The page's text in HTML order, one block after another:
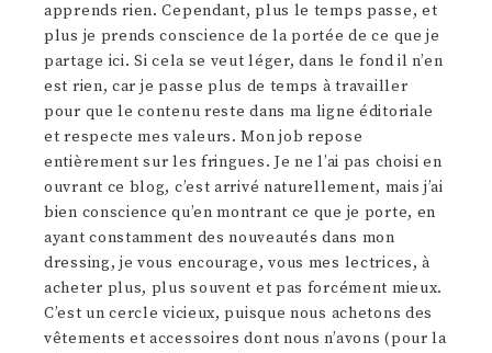
apprends rien. Cependant, plus le temps passe, et
plus je prends conscience de la portée de ce que je
partage ici. Si cela se veut léger, dans le fond il n’en
est rien, car je passe plus de temps à travailler
pour que le contenu reste dans ma ligne éditoriale
et respecte mes valeurs. Mon job repose
entièrement sur les fringues. Je ne l’ai pas choisi en
ouvrant ce blog, c’est arrivé naturellement, mais j’ai
bien conscience qu’en montrant ce que je porte, en
ayant constamment des nouveautés dans mon
dressing, je vous encourage, vous mes lectrices, à
acheter plus, plus souvent et pas forcément mieux.
C’est un cercle vicieux, puisque nous achetons des
vêtements et accessoires dont nous n’avons (pour la